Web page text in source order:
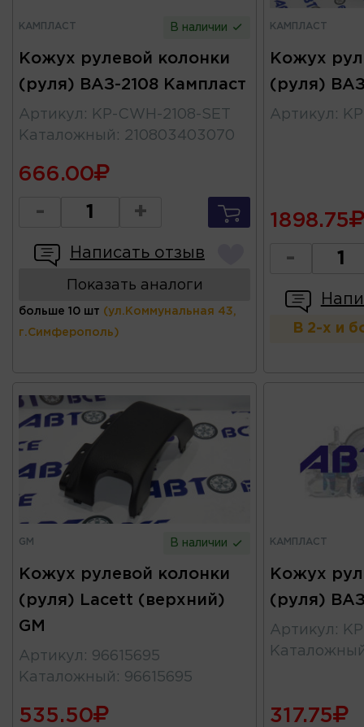
КАМПЛАСТ В наличии
Кожух рулевой колонки
(руля) ВАЗ-2108 Кампласт
Артикул :
KP-CWH-2108-SET
Каталожный : 210803403070
666.00
- +
Написать отзыв
Показать аналоги
больше 10 шт (ул.Коммунальная 43,
г.Симферополь)
КАМПЛАСТ
Кожух
(руля)
Артикул :
1898.75
-
В 2-х и
GM В наличии
Кожух рулевой колонки
(руля) Lacett (верхний)
GM
Артикул : 96615695
Каталожный : 96615695
535.50
КАМПЛАСТ
Кожух
(руля)
Артикул :
317.75